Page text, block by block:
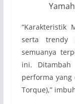
“Karakteristik
serta trendy
semuanya
ini.
performa
Torque),”